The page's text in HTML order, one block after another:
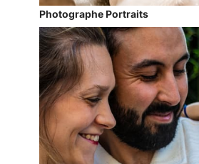
Photographe Portraits